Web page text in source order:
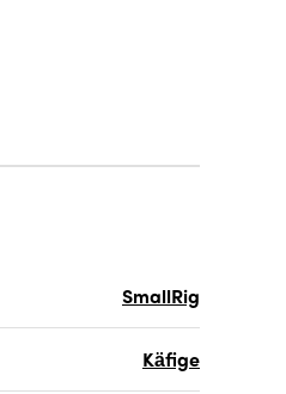
SmallRig
Käfige